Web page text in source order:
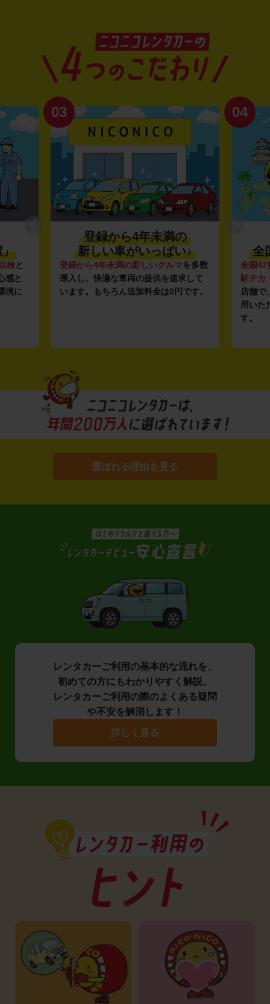
」
検と
感と
境に
03
登録から4年未満の
新しい車がいっぱい♪
登録から4年未満の新しいクルマを多数
導入し、快適な車両の提供を追求して
います。もちろん追加料金は0円です。
04
全
全国47
駅チカ
店舗で
用いた
す。
選ばれる理由を見る
レンタカーご利用の基本的な流れを、
初めての方にもわかりやすく解説。
レンタカーご利用の際のよくある疑問
や不安を解消します！
詳しく見る